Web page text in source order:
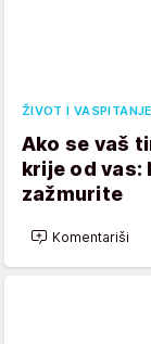
ŽIVOT I VASPITANJE
Ako se vaš
krije od vas:
zažmurite
Komentariši